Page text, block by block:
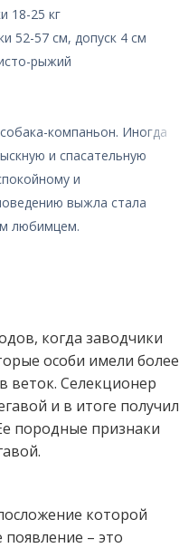
18-25 кг
52-57 см, допуск 4 см
рыжий
компаньон. Иногда
и спасательную
и
выжла стала
любимцем.
когда заводчики
особи имели более
веток. Селекционер
и в итоге получил
породные признаки
которой
– это